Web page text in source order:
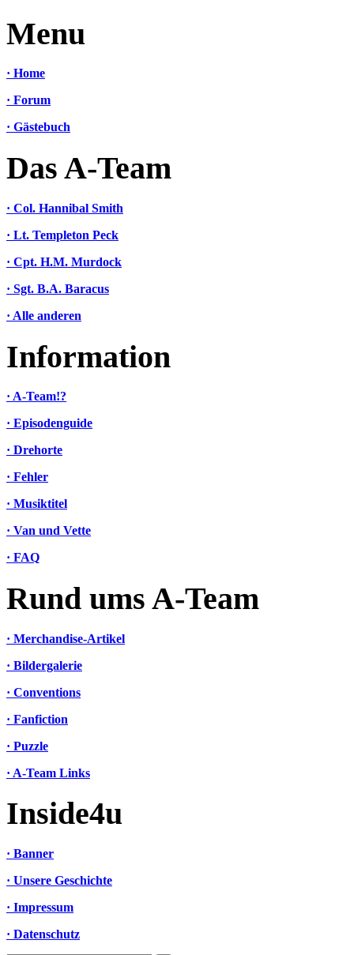
Menu
· Home
· Forum
· Gästebuch
Das A-Team
· Col. Hannibal Smith
· Lt. Templeton Peck
· Cpt. H.M. Murdock
· Sgt. B.A. Baracus
· Alle anderen
Information
· A-Team!?
· Episodenguide
· Drehorte
· Fehler
· Musiktitel
· Van und Vette
· FAQ
Rund ums A-Team
· Merchandise-Artikel
· Bildergalerie
· Conventions
· Fanfiction
· Puzzle
· A-Team Links
Inside4u
· Banner
· Unsere Geschichte
· Impressum
· Datenschutz